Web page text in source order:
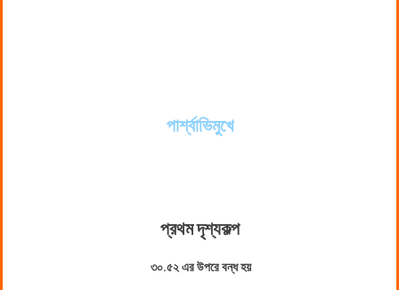
পার্শ্বাভিমুখে
প্রথম দৃশ্যকল্প
৩০.৫২ এর উপরে বন্ধ হয়